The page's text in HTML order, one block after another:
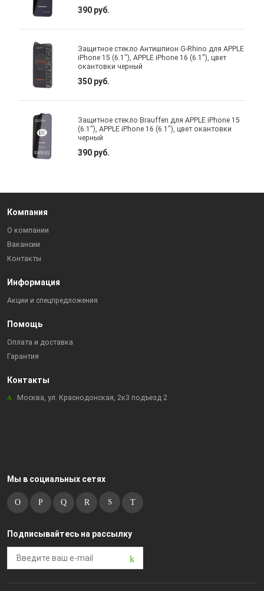
390 руб.
Защитное стекло Антишпион G-Rhino для APPLE
iPhone 15 (6.1"), APPLE iPhone 16 (6.1"), цвет
окантовки черный
350 руб.
Защитное стекло Brauffen для APPLE iPhone 15
(6.1"), APPLE iPhone 16 (6.1"), цвет окантовки
черный
390 руб.
Компания
О компании
Вакансии
Контакты
Информация
Акции и спецпредложения
Помощь
Оплата и доставка
Гарантия
Контакты
Москва, ул. Краснодонская, 2к3 подъезд 2
Мы в социальных сетях
Подписывайтесь на рассылку